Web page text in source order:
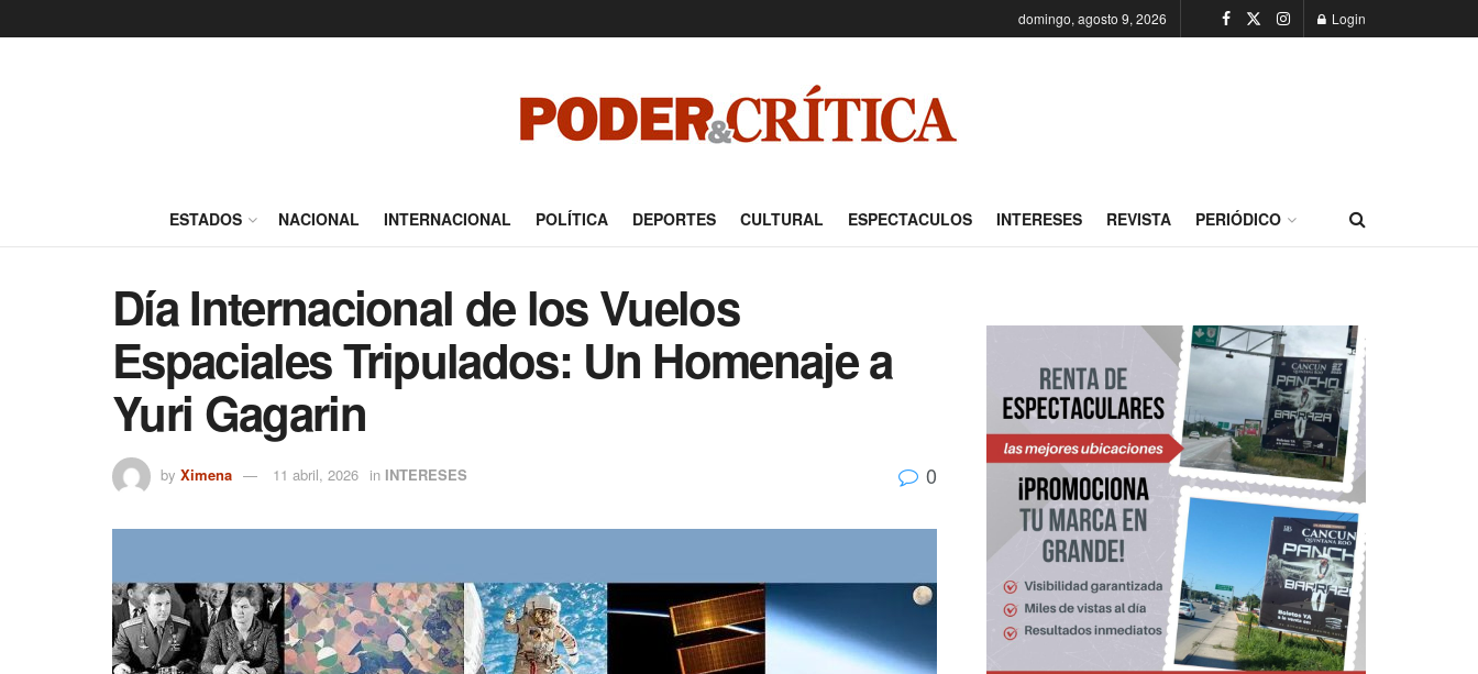
domingo, agosto 9, 2026 Login
ESTADOS NACIONAL INTERNACIONAL POLÍTICA DEPORTES CULTURAL ESPECTACULOS INTERESES REVISTA PERIÓDICO
Día Internacional de los Vuelos
Espaciales Tripulados: Un Homenaje a
Yuri Gagarin
by Ximena 11 abril, 2026 in INTERESES 0